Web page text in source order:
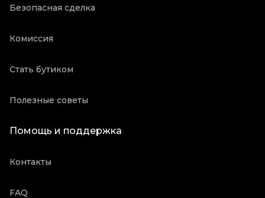
Безопасная сделка
Комиссия
Стать бутиком
Полезные советы
Помощь и поддержка
Контакты
FAQ